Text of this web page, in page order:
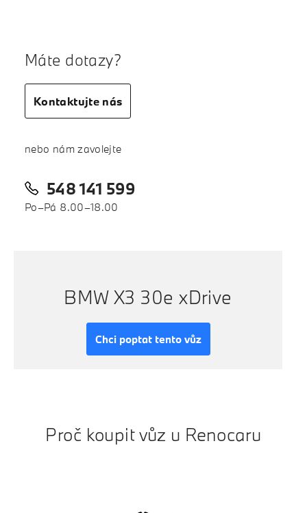
Máte dotazy?
Kontaktujte nás
nebo nám zavolejte
548 141 599
Po–Pá 8.00–18.00
BMW X3 30e xDrive
Chci poptat tento vůz
Proč koupit vůz u Renocaru